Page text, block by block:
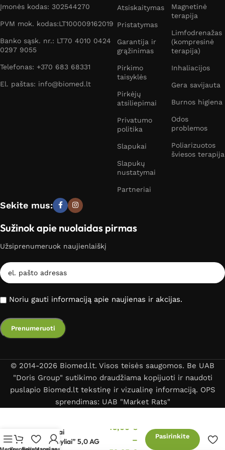
Įmonės kodas: 302544270
PVM mok. kodas:LT100009162019
Banko sąsk. nr.: LT70 4010 0424
0297 9055
Telefonas: +370 683 68331
El. paštas: info@biomed.lt
Atsiskaitymas
Pristatymas
Garantija ir
grąžinimas
Pirkimo
taisyklės
Pirkėjų
atsiliepimai
Privatumo
politika
Slapukai
Slapukų
nustatymai
Partneriai
Magnetinė
terapija
Limfodrenažas
(kompresinė
terapija)
Inhaliacijos
Gera savijauta
Burnos higiena
Odos
problemos
Poliarizuotos
šviesos terapija
Sekite mus:
Sužinok apie nuolaidas pirmas
Užsiprenumeruok naujienlaiškį
Noriu gauti informaciją apie naujienas ir akcijas.
© 2014-2026 Biomed.lt. Visos teisės saugomos. Be UAB
"Doris Group" sutikimo draudžiama kopijuoti ir naudoti
puslapio Biomed.lt tekstinę ir vizualinę informaciją. OPS
sprendimas: UAB "Market Rats"
vidpadžiai
„Šimtamyliai” 5,0 AG
45,00 €
–
Pasirinkite